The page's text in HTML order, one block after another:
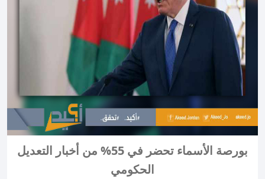
بورصة الأسماء تحضر في 55% من أخبار التعديل
الحكومي